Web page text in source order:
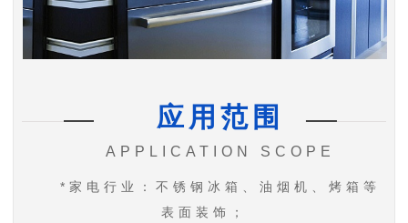
应用范 围
APPLICATION SCOPE
*家电行业：不锈钢冰箱、油烟机、烤箱等
表面装饰；